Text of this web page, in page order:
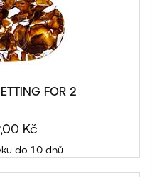
FOR 2
Kč
do 10 dnů